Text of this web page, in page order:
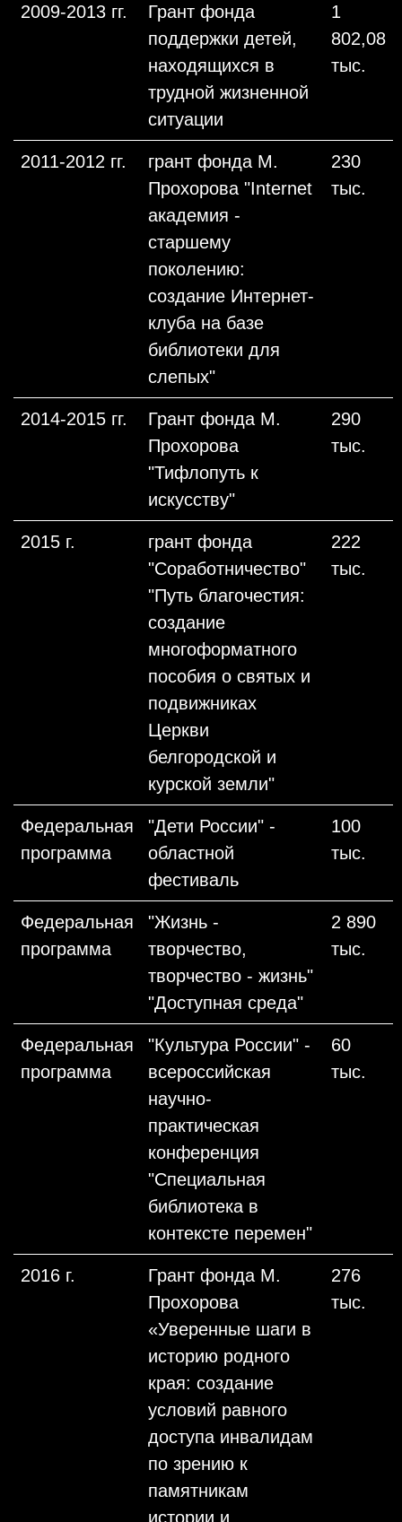
2009-2013 гг.
Грант фонда
поддержки детей,
находящихся в
трудной жизненной
ситуации
1
802,08
тыс.
2011-2012 гг.
грант фонда М.
Прохорова "Internet
академия -
старшему
поколению:
создание Интернет-
клуба на базе
библиотеки для
слепых"
230
тыс.
2014-2015 гг.
Грант фонда М.
Прохорова
"Тифлопуть к
искусству"
290
тыс.
2015 г.
грант фонда
"Соработничество"
"Путь благочестия:
создание
многоформатного
пособия о святых и
подвижниках
Церкви
белгородской и
курской земли"
222
тыс.
Федеральная
программа
"Дети России" -
областной
фестиваль
100
тыс.
Федеральная
программа
"Жизнь -
творчество,
творчество - жизнь"
"Доступная среда"
2 890
тыс.
Федеральная
программа
"Культура России" -
всероссийская
научно-
практическая
конференция
"Специальная
библиотека в
контексте перемен"
60
тыс.
2016 г.
Грант фонда М.
Прохорова
«Уверенные шаги в
историю родного
края: создание
условий равного
доступа инвалидам
по зрению к
памятникам
истории и
276
тыс.